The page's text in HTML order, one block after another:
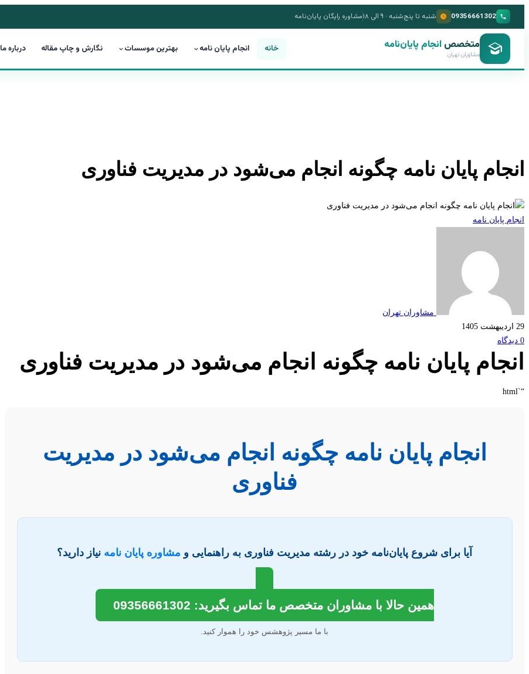
09356661302 شنبه تا پنج‌شنبه · ۹ الی ۱۸ مشاوره رایگان پایان‌نامه
متخصص انجام پایان‌نامه
مشاوران تهران خانه انجام پایان نامه بهترین موسسات نگارش و چاپ مقاله درباره ما
انجام پایان نامه چگونه انجام می‌شود در مدیریت فناوری
انجام پایان نامه
مشاوران تهران
29 اردیبهشت 1405
0 دیدگاه
انجام پایان نامه چگونه انجام می‌شود در مدیریت فناوری
“`html
انجام پایان نامه چگونه انجام می‌شود در مدیریت
فناوری
آیا برای شروع پایان‌نامه خود در رشته مدیریت فناوری به راهنمایی و مشاوره پایان نامه نیاز دارید؟
همین حالا با مشاوران متخصص ما تماس بگیرید: 09356661302
با ما مسیر پژوهشس خود را هموار کنید.